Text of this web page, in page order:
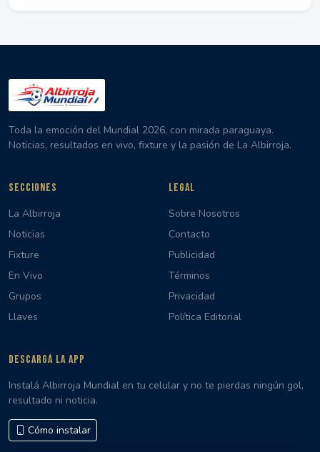
Toda la emoción del Mundial 2026, con mirada paraguaya.
Noticias, resultados en vivo, fixture y la pasión de La Albirroja.
SECCIONES
La Albirroja
Noticias
Fixture
En Vivo
Grupos
Llaves
LEGAL
Sobre Nosotros
Contacto
Publicidad
Términos
Privacidad
Política Editorial
DESCARGÁ LA APP
Instalá Albirroja Mundial en tu celular y no te pierdas ningún gol,
resultado ni noticia.
Cómo instalar